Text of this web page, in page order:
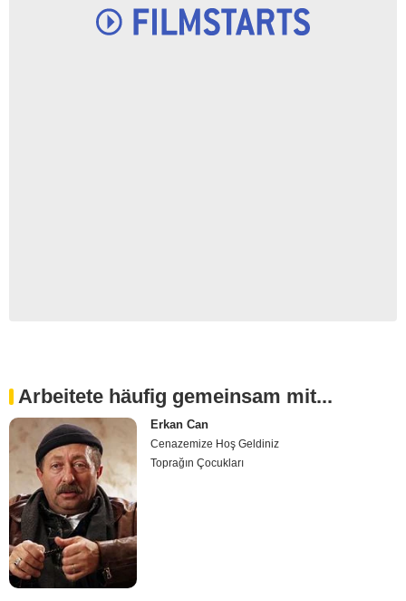
Arbeitete häufig gemeinsam mit...
Erkan Can
Cenazemize Hoş Geldiniz
Toprağın Çocukları